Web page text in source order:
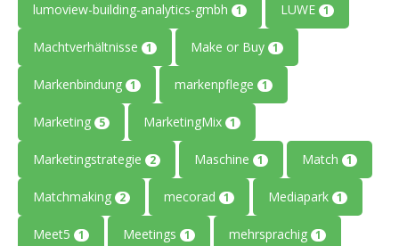
lumoview-building-analytics-gmbh 1 LUWE 1
Machtverhältnisse 1 Make or Buy 1
Markenbindung 1 markenpflege 1
Marketing 5 MarketingMix 1
Marketingstrategie 2 Maschine 1 Match 1
Matchmaking 2 mecorad 1 Mediapark 1
Meet5 1 Meetings 1 mehrsprachig 1